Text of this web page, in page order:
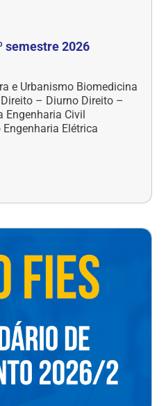
semestre 2026
e Urbanismo Biomedicina
– Diurno Direito –
Engenharia Civil
Elétrica